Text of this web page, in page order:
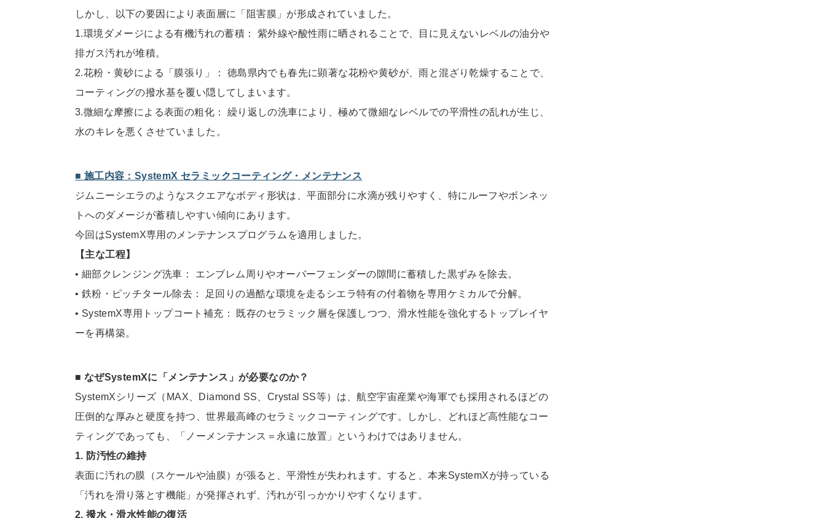
しかし、以下の要因により表面層に「阻害膜」が形成されていました。
1.環境ダメージによる有機汚れの蓄積： 紫外線や酸性雨に晒されることで、目に見えないレベルの油分や
排ガス汚れが堆積。
2.花粉・黄砂による「膜張り」： 徳島県内でも春先に顕著な花粉や黄砂が、雨と混ざり乾燥すること で、
コーティングの撥水基を覆い隠してしまいます。
3.微細な摩擦による表面の粗化： 繰り返しの洗車により、極めて微細なレベルでの平滑性の乱れが生 じ、
水のキレを悪くさせていました。
■ 施工内容：SystemX セラミックコーティング・メンテナンス
ジムニーシエラのようなスクエアなボディ形状は、平面部分に水滴が残りやすく、特にルーフやボンネッ
トへのダメージが蓄積しやすい傾向にあります。
今回はSystemX専用のメンテナンスプログラムを適用しました。
【主な工程】
• 細部クレンジング洗車： エンブレム周りやオーバーフェンダーの隙間に蓄積した黒ずみを除去。
• 鉄粉・ピッチタール除去： 足回りの過酷な環境を走るシエラ特有の付着物を専用ケミカルで分解。
• SystemX専用トップコート補充： 既存のセラミック層を保護しつつ、滑水性能を強化するトップレイ ヤ
ーを再構築。
■ なぜSystemXに「メンテナンス」が必要なのか？
SystemXシリーズ（MAX、Diamond SS、Crystal SS等）は、航空宇宙産業や海軍でも採用されるほどの
圧倒的な厚みと硬度を持つ、世界最高峰のセラミックコーティングです。
しかし、どれほど高性能なコー
ティングであっても、「 ノーメンテナンス＝永遠に放置」というわけではありません。
1. 防汚性の維持
表面に汚れの膜（スケールや油膜）が張ると、平滑性が失われます。すると、本来SystemXが持っている
「汚れを滑り落とす機能」が発揮されず、汚れが引っかかりやすくなります。
2. 撥水・滑水性能の復活